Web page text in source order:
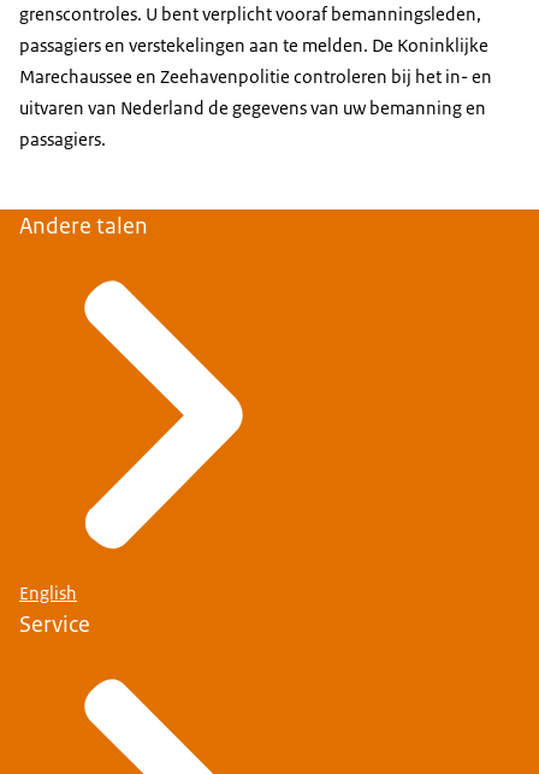
grenscontroles. U bent verplicht vooraf bemanningsleden,
passagiers en verstekelingen aan te melden. De Koninklijke
Marechaussee en Zeehavenpolitie controleren bij het in- en
uitvaren van Nederland de gegevens van uw bemanning en
passagiers.
Andere talen
English
Service